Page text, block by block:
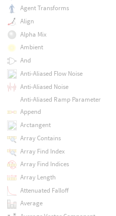
Agent Transforms
Align
Alpha Mix
Ambient
And
Anti-Aliased Flow Noise
Anti-Aliased Noise
Anti-Aliased Ramp Parameter
Append
Arctangent
Array Contains
Array Find Index
Array Find Indices
Array Length
Attenuated Falloff
Average